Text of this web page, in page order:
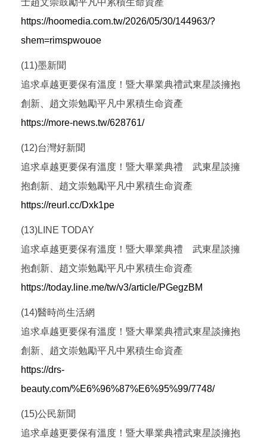
https://hoomedia.com.tw/2026/05/30/144963/?
shem=rimspwouoe
(11)墨新聞
追求卓越更要保有溫度！暨大畢業典禮武東星談擁抱
創新、趙文崇勉勵平凡中累積生命資產
https://more-news.tw/628761/
(12)台灣好新聞
追求卓越更要保有溫度！暨大畢業典禮 武東星談擁
抱創新、趙文崇勉勵平凡中累積生命資產
https://reurl.cc/Dxk1pe
(13)LINE TODAY
追求卓越更要保有溫度！暨大畢業典禮 武東星談擁
抱創新、趙文崇勉勵平凡中累積生命資產
https://today.line.me/tw/v3/article/PGegzBM
(14)醫時尚生活網
追求卓越更要保有溫度！暨大畢業典禮武東星談擁抱
創新、趙文崇勉勵平凡中累積生命資產
https://drs-
beauty.com/%E6%96%87%E6%95%99/7748/
(15)公民新聞
追求卓越更要保有溫度！暨大畢業典禮武東星談擁抱